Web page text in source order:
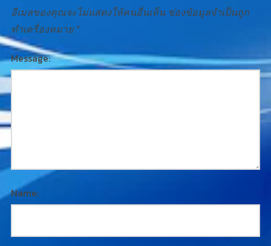
อีเมลของคุณจะไม่แสดงให้คนอื่นเห็น ช่องข้อมูลจำเป็นถูก
ทำเครื่องหมาย *
Message:
Name: